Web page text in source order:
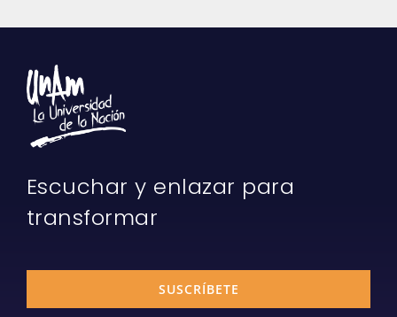
Escuchar y enlazar para
transformar
SUSCRÍBETE